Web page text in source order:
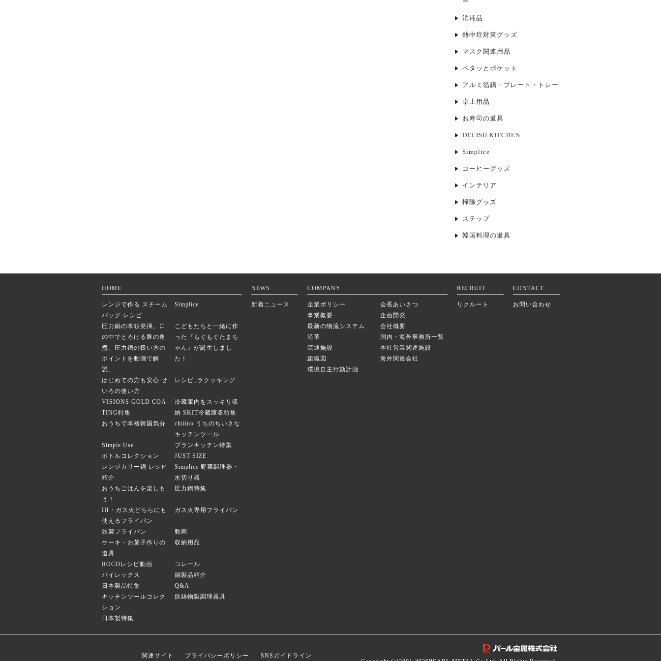
消耗品
熱中症対策グッズ
マスク関連用品
ペタッとポケット
アルミ箔鍋・プレート・トレー
卓上用品
お寿司の道具
DELISH KITCHEN
Simplice
コーヒーグッズ
インテリア
掃除グッズ
ステップ
韓国料理の道具
HOME
レンジで作る スチーム
バッグ レシピ
Simplice
圧力鍋の本領発揮。口
の中でとろける豚の角
煮。圧力鍋の扱い方の
ポイントを動画で解
説。
こどもたちと一緒に作
った『もぐもぐたまち
ゃん』が誕生しまし
た！
はじめての方も安心 せ
いろの使い方
レシピ_ラクッキング
VISIONS GOLD COA
TING特集
冷蔵庫内をスッキリ収
納 SKIT冷蔵庫収特集
おうちで本格韓国気分
chiiino うちのちいさな
キッチンツール
Simple Use
ブランキッチン特集
ボトルコレクション
JUST SIZE
レンジカリー鍋 レシピ
紹介
Simplice 野菜調理器・
水切り器
おうちごはんを楽しも
う！
圧力鍋特集
IH・ガス火どちらにも
使えるフライパン
ガス火専用フライパン
鉄製フライパン
動画
ケーキ・お菓子作りの
道具
収納用品
ROCOレシピ動画
コレール
パイレックス
鍋製品紹介
日本製品特集
Q&A
キッチンツールコレク
ション
鉄鋳物製調理器具
日本製特集
NEWS
新着ニュース
COMPANY
企業ポリシー
会長あいさつ
事業概要
企画開発
最新の物流システム
会社概要
沿革
国内・海外事務所一覧
流通施設
本社営業関連施設
組織図
海外関連会社
環境自主行動計画
RECRUIT
リクルート
CONTACT
お問い合わせ
関連サイト プライバシーポリシー
SNSガイドライン